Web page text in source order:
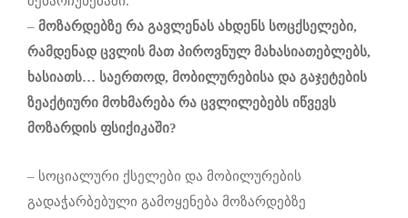
– მოზარდებზე რა გავლენას ახდენს სოცქსელები,
რამდენად ცვლის მათ პიროვნულ მახასიათებლებს,
ხასიათს… საერთოდ, მობილურებისა და გაჯეტების
ზეაქტიური მოხმარება რა ცვლილებებს იწვევს
მოზარდის ფსიქიკაში?
– სოციალური ქსელები და მობილურების
გადაჭარბებული გამოყენება მოზარდებზე